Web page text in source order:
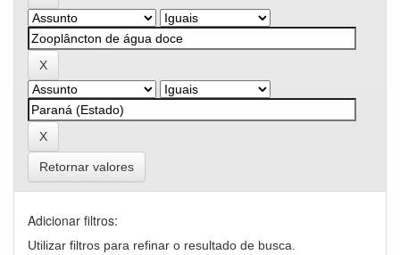
Retornar valores
Adicionar filtros:
Utilizar filtros para refinar o resultado de busca.